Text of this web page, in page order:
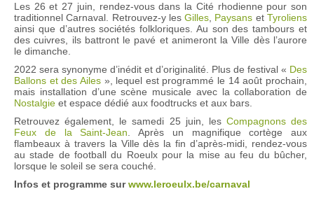
Les 26 et 27 juin, rendez-vous dans la Cité rhodienne pour son
traditionnel Carnaval. Retrouvez-y lesGilles Paysans etTyroliens
ainsi que d’autres sociétés folkloriques. Au son des tambours et
des cuivres, ils battront le pavé et animeront la Ville dès l’aurore
le dimanche.
2022 sera synonyme d’inédit et d’originalité. Plus de festival « Des
Ballons et des Ailes», lequel est programmé le 14 août prochain,
mais installation d’une scène musicale avec la collaboration de
Nostalgie et espace dédié aux foodtrucks et aux bars.
Retrouvez également, le samedi 25 juin, les Compagnons des
Feux de la Saint-Jean . Après un magnifique cortège aux
flambeaux à travers la Ville dès la fin d’après-midi, rendez-vous
au stade de football du Roeulx pour la mise au feu du bûcher,
lorsque le soleil se sera couché.
Infos et programme surwww.leroeulx.be/carnaval